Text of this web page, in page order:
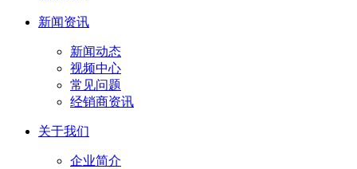
新闻资讯
新闻动态
视频中心
常见问题
经销商资讯
关于我们
企业简介